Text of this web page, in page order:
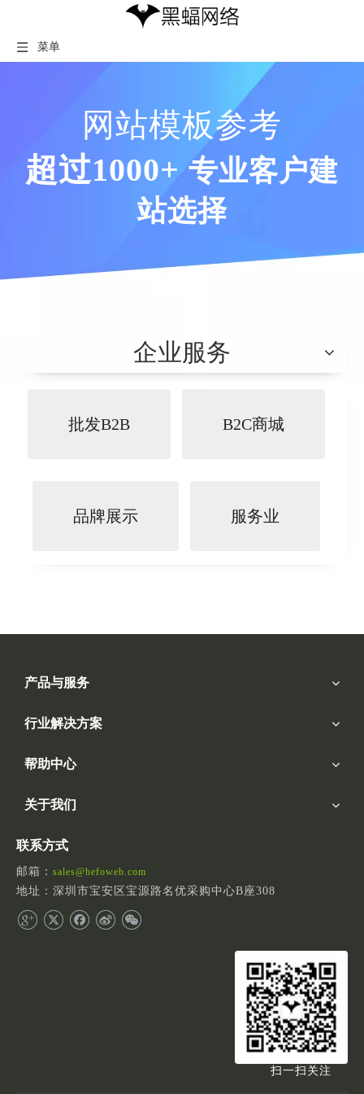
菜单
网站模板参考
超过1000+专业客户建
站选择
企业服务
批发B2B B2C商城
品牌展示 服务业
产品与服务
行业解决方案
帮助中心
关于我们
联系方式
邮箱： sales@hefoweb.com
地址：深圳市宝安区宝源路名优采购中心B座308
扫一扫关注